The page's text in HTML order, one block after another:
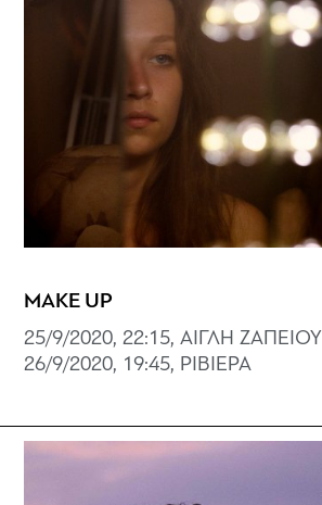
MAKE UP
25/9/2020, 22:15, ΑΙΓΛΗ ΖΑΠΕΙΟΥ
26/9/2020, 19:45, ΡΙΒΙΕΡΑ